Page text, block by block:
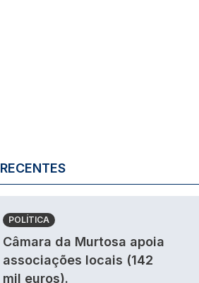
RECENTES
POLÍTICA
Câmara da Murtosa apoia
associações locais (142
mil euros).